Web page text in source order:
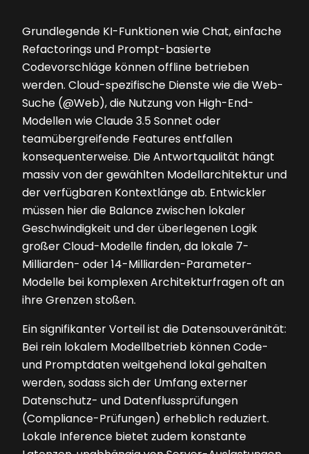
Grundlegende KI-Funktionen wie Chat, einfache
Refactorings und Prompt-basierte
Codevorschläge können offline betrieben
werden. Cloud-spezifische Dienste wie die Web-
Suche (@Web), die Nutzung von High-End-
Modellen wie Claude 3.5 Sonnet oder
teamübergreifende Features entfallen
konsequenterweise. Die Antwortqualität hängt
massiv von der gewählten Modellarchitektur und
der verfügbaren Kontextlänge ab. Entwickler
müssen hier die Balance zwischen lokaler
Geschwindigkeit und der überlegenen Logik
großer Cloud-Modelle finden, da lokale 7-
Milliarden- oder 14-Milliarden-Parameter-
Modelle bei komplexen Architekturfragen oft an
ihre Grenzen stoßen.
Ein signifikanter Vorteil ist die Datensouveränität:
Bei rein lokalem Modellbetrieb können Code-
und Promptdaten weitgehend lokal gehalten
werden, sodass sich der Umfang externer
Datenschutz- und Datenflussprüfungen
(Compliance-Prüfungen) erheblich reduziert.
Lokale Inference bietet zudem konstante